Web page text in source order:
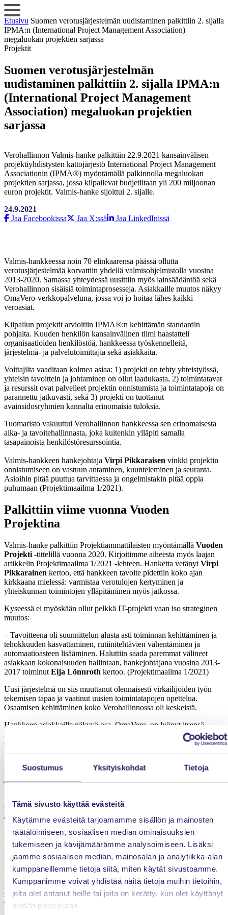
Suostumus Yksityiskohdat Tietoja
Tämä sivusto käyttää evästeitä
Käytämme evästeitä tarjoamamme sisällön ja mainosten
räätälöimiseen, sosiaalisen median ominaisuuksien
tukemiseen ja kävijämäärämme analysoimiseen. Lisäksi
jaamme sosiaalisen median, mainosalan ja analytiikka-alan
kumppaneillemme tietoja siitä, miten käytät sivustoamme.
Kumppanimme voivat yhdistää näitä tietoja muihin tietoihin,
joita olet antanut heille tai joita on kerätty, kun olet käyttänyt
heidän palvelujaan.
Siirry
sisältöön
Etusivu Suomen verotusjärjestelmän uudistaminen palkittiin 2. sijalla
IPMA:n (International Project Management Association)
megaluokan projektien sarjassa
Projektit
Suomen verotusjärjestelmän
uudistaminen palkittiin 2. sijalla IPMA:n
(International Project Management
Association) megaluokan projektien
sarjassa
Verohallinnon Valmis-hanke palkittiin 22.9.2021 kansainvälisen
projektiyhdistysten kattojärjestö International Project Management
Associationin (IPMA®) myöntämällä palkinnolla megaluokan
projektien sarjassa, jossa kilpailevat budjetiltaan yli 200 miljoonan
euron projektit. Valmis-hanke sijoittui 2. sijalle.
24.9.2021
Jaa Facebookissa
Jaa X:ssä Jaa LinkedInissä
Valmis-hankkeessa noin 70 elinkaarensa päässä ollutta
verotusjärjestelmää korvattiin yhdellä valmisohjelmistolla vuosina
2013-2020. Samassa yhteydessä uusittiin myös lainsäädäntöä sekä
Verohallinnon sisäisiä toimintaprosesseja. Asiakkaille muutos näkyy
OmaVero-verkkopalveluna, jossa voi jo hoitaa lähes kaikki
veroasiat.
Kilpailun projektit arvioitiin IPMA®:n kehittämän standardin
pohjalta. Kuuden henkilön kansainvälinen tiimi haastatteli
organisaatioiden henkilöstöä, hankkeessa työskennelleitä,
järjestelmä- ja palvelutoimittajia sekä asiakkaita.
Voittajilta vaaditaan kolmea asiaa: 1) projekti on tehty yhteistyössä,
yhteisin tavoittein ja johtaminen on ollut laadukasta, 2) toimintatavat
ja resurssit ovat palvelleet projektin onnistumista ja toimintatapoja on
parannettu jatkuvasti, sekä 3) projekti on tuottanut
avainsidosryhmien kannalta erinomaisia tuloksia.
Tuomaristo vakuuttui Verohallinnon hankkeessa sen erinomaisesta
aika- ja tavoitehallinnasta, joka kuitenkin ylläpiti samalla
tasapainoista henkilöstöresurssointia.
Valmis-hankkeen hankejohtaja Virpi Pikkaraisen vinkki projektin
onnistumiseen on vastuun antaminen, kuunteleminen ja seuranta.
Asioihin pitää puuttua tarvittaessa ja ongelmistakin pitää oppia
puhumaan (Projektimaailma 1/2021).
Palkittiin viime vuonna Vuoden
Projektina
Valmis-hanke palkittiin Projektiammattilaisten myöntämällä Vuoden
Projekti -tittelillä vuonna 2020. Kirjoitimme aiheesta myös laajan
artikkelin Projektimaailma 1/2021 -lehteen. Hanketta vetänyt Virpi
Pikkarainen kertoo, että hankkeen tavoite pidettiin koko ajan
kirkkaana mielessä: varmistaa verotulojen kertyminen ja
yhteiskunnan toimintojen ylläpitäminen myös jatkossa.
Kyseessä ei myöskään ollut pelkkä IT-projekti vaan iso strateginen
muutos:
– Tavoitteena oli suunnittelun alusta asti toiminnan kehittäminen ja
tehokkuuden kasvattaminen, rutiinitehtävien vähentäminen ja
automaatioasteen lisääminen. Haluttiin saada paremmat välineet
asiakkaan kokonaisuuden hallintaan, hankejohtajana vuosina 2013-
2017 toiminut Eija Lönnroth kertoo. (Projektimaailma 1/2021)
Uusi järjestelmä on siis muuttanut olennaisesti virkailijoiden työn
tekemisen tapaa ja vaatinut uusien toimintatapojen opettelua.
Osaamisen kehittäminen koko Verohallinnossa oli keskeistä.
Hankkeen asiakkaille näkyvä osa, OmaVero, on lyönyt itsensä
hyvin läpi suomalaisten keskuudessa ja selvä enemmistö
suomalaisista hoitaa veroasiansa nykyisin palvelussa.
kansainvälisestä tunnustuksesta ansiokkaan projektiosaamisen ja -
Artikkelia muokattu julkaisun jälkeen 24.9., lisätty tuomariston
perustelut.
Lähteet:
Projektimaailma digijulkaisu ja näköislehti. Laajempi artikkeli
kainalojuttuineen löytyy näköislehdestä.
Digijulkaisu:
https://www.projektimaailma.fi/artikkelit/